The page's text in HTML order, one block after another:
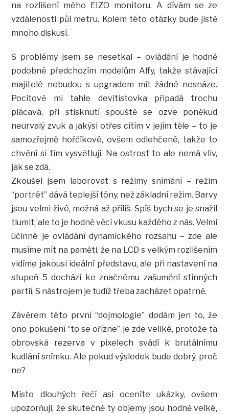
na rozlišení mého EIZO monitoru. A dívám se ze
vzdálenosti půl metru. Kolem této otázky bude jistě
mnoho diskusí.
S problémy jsem se nesetkal – ovládání je hodně
podobné předchozím modelům Alfy, takže stávající
majitelé nebudou s upgradem mít žádné nesnáze.
Pocitově mi tahle devítistovka připadá trochu
plácavá, při stisknutí spouště se ozve poněkud
neurvalý zvuk a jakýsi otřes cítím v jejím těle – to je
samozřejmě hořčíkové, ovšem odlehčené, takže to
chvění si tím vysvětluji. Na ostrost to ale nemá vliv,
jak se zdá.
Zkoušel jsem laborovat s režimy snímání – režim
“portrét” dává teplejší tóny, než základní režim. Barvy
jsou velmi živé, možná až příliš. Spíš bych se je snažil
tlumit, ale to je hodně věcí vkusu každého z nás. Velmi
účinné je ovládání dynamického rozsahu – zde ale
musíme mít na paměti, že na LCD s velkým rozlišením
vidíme jakousi ideální představu, ale při nastavení na
stupeň 5 dochází ke značnému zašumění stinných
partií. S nástrojem je tudíž třeba zacházet opatrně.
Závěrem této první “dojmologie” dodám jen to, že
ono pokušení “to se ořízne” je zde veliké, protože ta
obrovská rezerva v pixelech svádí k brutálnímu
kudlání snímku. Ale pokud výsledek bude dobrý, proč
ne?
Místo dlouhých řečí asi oceníte ukázky, ovšem
upozorňuji, že skutečně ty objemy jsou hodně velké,